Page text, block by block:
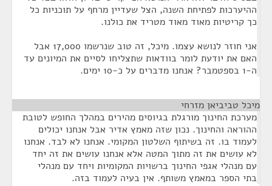
ההיערכות לפתיחת השנה, הצל שעדיין מרחף על תוכניות כל
כך קריטיות מאוד מאוד מטריד את כולנו.
אני חוזר לנושא עצמו. מיכל, זה טוב שנרשמו 17,000 אבל
האם את יודעת לומר בוודאות שתצליחו לסיים את המיונים עד
ה-1 בספטמבר? אנחנו מדברים על כ-10 ימים.
מיכל טביביאן מזרחי
מערכת החינוך מורגלת בגיוסים מהירים במהלך החופש לטובת
ההוראה והחינוך. נכון שזה מאמץ אדיר אבל אנחנו יכולים
לעמוד בו. זה בשיתוף השלטון המקומי. אנחנו לא לבד. אנחנו
לא עושים את זה מתוך המטה אלא אנחנו עושים את זה יחד
עם מנהלי אגפי החינוך ברשויות המקומיות ויחד עם מנהלי
בתי הספר במאמץ משותף. אין בעיה לעמוד בזה.